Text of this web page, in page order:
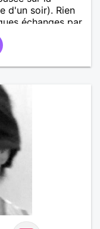
d'un soir). Rien
échanges par
entre les
de se